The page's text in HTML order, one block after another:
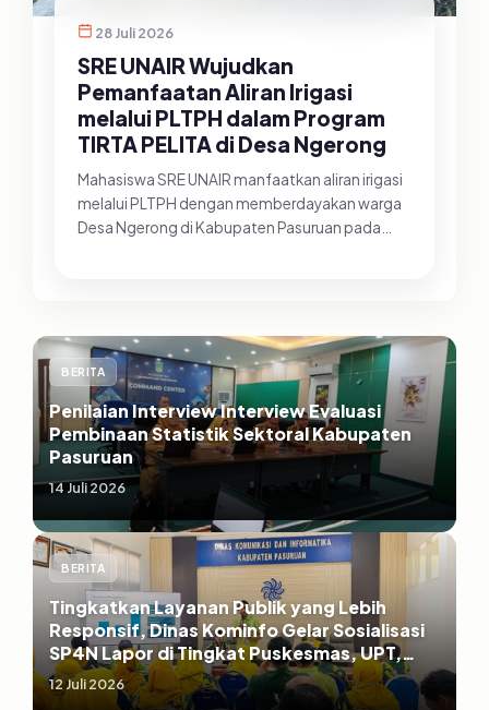
28 Juli 2026
SRE UNAIR Wujudkan
Pemanfaatan Aliran Irigasi
melalui PLTPH dalam Program
TIRTA PELITA di Desa Ngerong
Mahasiswa SRE UNAIR manfaatkan aliran irigasi
melalui PLTPH dengan memberdayakan warga
Desa Ngerong di Kabupaten Pasuruan pada
BERITA
Penilaian Interview Interview Evaluasi
Pembinaan Statistik Sektoral Kabupaten
Pasuruan
14 Juli 2026
BERITA
Tingkatkan Layanan Publik yang Lebih
Responsif, Dinas Kominfo Gelar Sosialisasi
SP4N Lapor di Tingkat Puskesmas, UPT,
serta SD/SMP di Kabupaten Pasuruan
12 Juli 2026